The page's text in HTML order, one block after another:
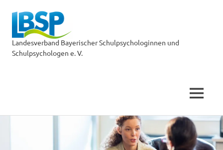
Landesverband Bayerischer Schulpsychologinnen und
Schulpsychologen e. V.
MENÜ